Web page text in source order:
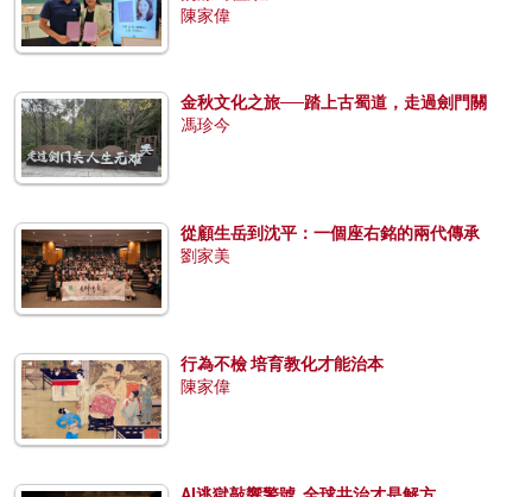
陳家偉
金秋文化之旅──踏上古蜀道，走過劍門關
馮珍今
從顧生岳到沈平：一個座右銘的兩代傳承
劉家美
行為不檢 培育教化才能治本
陳家偉